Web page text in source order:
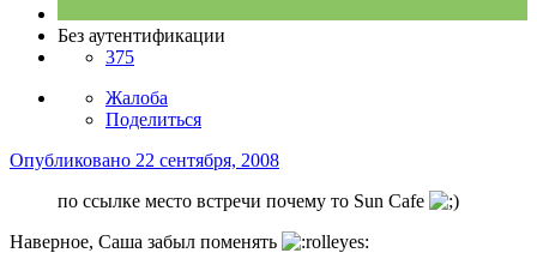
Без аутентификации
375
Жалоба
Поделиться
Опубликовано 22 сентября, 2008
по ссылке место встречи почему то Sun Cafe
Наверное, Саша забыл поменять